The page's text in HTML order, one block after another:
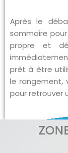
Après le
sommaire
propre et
prêt à être
le rangement,
pour retrouver